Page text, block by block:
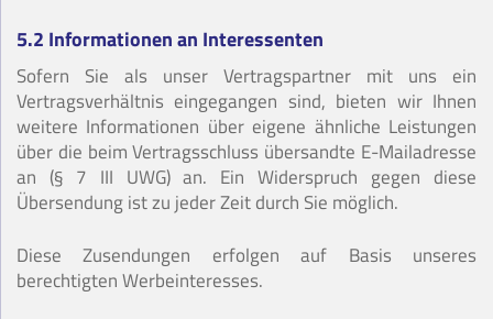
5.2 Informationen an Interessenten
Sofern Sie als unser Vertragspartner mit uns ein
Vertragsverhältnis eingegangen sind, bieten wir Ihnen
weitere Informationen über eigene ähnliche Leistungen
über die beim Vertragsschluss übersandte E-Mailadresse
an (§ 7 III UWG) an. Ein Widerspruch gegen diese
Übersendung ist zu jeder Zeit durch Sie möglich.
Diese Zusendungen erfolgen auf Basis unseres
berechtigten Werbeinteresses.